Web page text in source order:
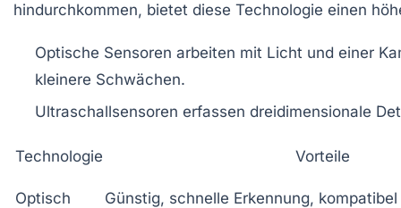
hindurchkommen, bietet diese Technologie einen
Optische Sensoren arbeiten mit Licht und einer
kleinere Schwächen.
Ultraschallsensoren erfassen dreidimensionale
Technologie Vorteile
Optisch Günstig, schnelle Erkennung,